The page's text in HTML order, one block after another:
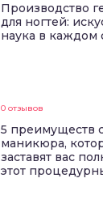
Производство
для ногтей:
наука в каждом
0 отзывов
5 преимуществ
маникюра,
заставят вас
этот